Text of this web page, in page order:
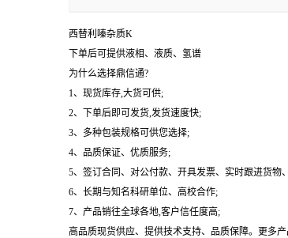
西替利嗪杂质K
下单后可提供液相、液质、氢谱
为什么选择鼎信通?
1、现货库存,大货可供;
2、下单后即可发货,发货速度快;
3、多种包装规格可供您选择;
4、品质保证、优质服务;
5、签订合同、对公付款、开具发票、实时跟进货物
6、长期与知名科研单位、高校合作;
7、产品销往全球各地,客户信任度高;
高品质现货供应、提供技术支持、品质保障。更多产